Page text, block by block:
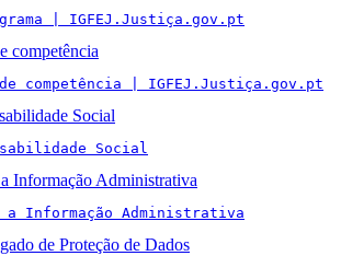
| IGFEJ.Justiça.gov.pt
competência
competência | IGFEJ.Justiça.gov.pt
Social
Social
Informação Administrativa
a Informação Administrativa
de Proteção de Dados